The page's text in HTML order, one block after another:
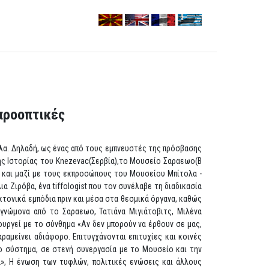
Δηλαδή, ως ένας από τους εμπνευστές της πρόσβασης
Ιστορίας του Knezevac(Σερβία),το Μουσείο Σαραεωο(Β
και μαζί με τους εκπροσώπους του Μουσείου Μπίτολα -
Ζιρόβα, ένα tiffologist που τον συνέλαβε τη διαδικασία
εμπόδια πριν και μέσα στα θεσμικά όργανα, καθώς
από το Σαραεωο, Τατιάνα Μιγιάτοβιτς, Μιλένα
με το σύνθημα «Αν δεν μπορούν να έρθουν σε μας,
αδιάφορο. Επιτυγχάνονται επιτυχίες και κοινές
σύστημα, σε στενή συνεργασία με το Μουσείο και την
Η ένωση των τυφλών, πολιτικές ενώσεις και άλλους